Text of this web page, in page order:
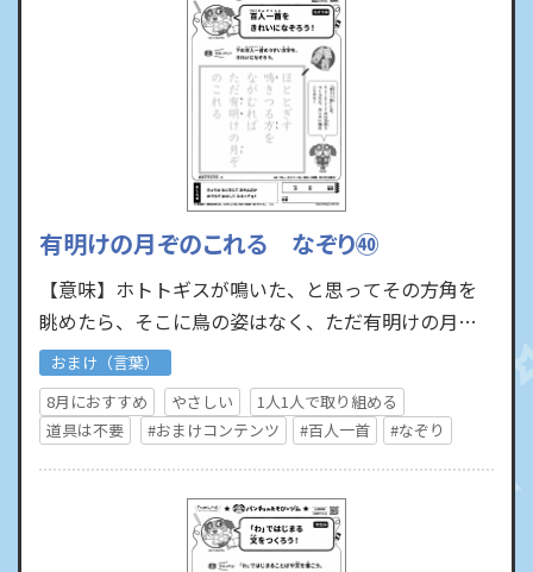
有明けの月ぞのこれる なぞり㊵
【意味】ホトトギスが鳴いた、と思ってその方角を
眺めたら、そこに鳥の姿はなく、ただ有明けの月だ
けが残っていたよ ひらがなや漢字の形を丁寧になぞ
るこ…
おまけ（言葉）
8月におすすめ
やさしい
1人1人で取り組める
道具は不要
#おまけコンテンツ #百人一首 #なぞり